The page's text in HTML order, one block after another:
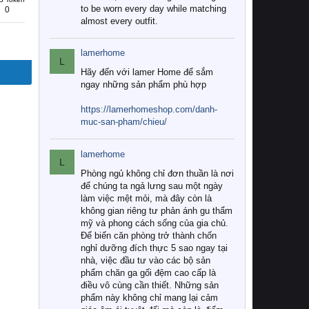
0
to be worn every day while matching
almost every outfit.
L
lamerhome
Hãy đến với lamer Home để sắm
ngay những sản phẩm phù hợp
https://lamerhomeshop.com/danh-
muc-san-pham/chieu/
L
lamerhome
Phòng ngủ không chỉ đơn thuần là nơi
để chúng ta ngả lưng sau một ngày
làm việc mệt mỏi, mà đây còn là
không gian riêng tư phản ánh gu thẩm
mỹ và phong cách sống của gia chủ.
Để biến căn phòng trở thành chốn
nghỉ dưỡng đích thực 5 sao ngay tại
nhà, việc đầu tư vào các bộ sản
phẩm chăn ga gối đệm cao cấp là
điều vô cùng cần thiết. Những sản
phẩm này không chỉ mang lại cảm